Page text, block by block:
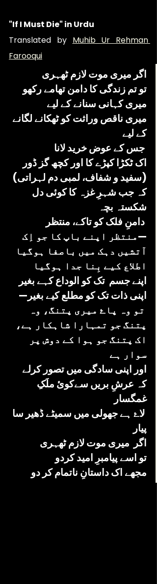
"If I Must Die" in Urdu
Translated by Muhib Ur Rehman
Farooqui
اگر میری موت لازم ٹھہری
تو تم زندگی کا دامن تھامے رکھو
میری کہانی سنانے کے لیے
میری ناقص وراثت کو ٹھکانے لگانے
کے لیے
اک ٹکڑا کپڑے کا اور کچھ گز ڈور
(سفید و شفاف، لمبی دم لہراتی)
کہ جب شہرِ غزہ کا کوئی دل
شکستہ بچہ
—منتظر اپنے باپ کا جو اِک
آتشیں دہک میں باصفا ہوگیا
اطلاع کیے بِنا جدا ہوگیا
اپنے جسم  تک کو الوداع کہے بغیر
اپنی ذات تک کو مطلع کیے بغیر—
تو وہ پاۓ میری پتنگ، وہ
پتنگ جو تمہارا شاہکار ہے،
اک پتنگ جو ہوا کے دوش پر
سوار ہے
اور اپنی سادگی میں تصور کرلے
کہ عرشِ بریں سےکوئ ملَکِ
غمگسار
لاۓ ہے جھولی میں سمیٹے ڈھیر سا
پیار
اگر  میری موت لازم ٹھہری
تو اسے پیامبرِ امید کردو
مجھے اک داستانِ ناتمام کر دو